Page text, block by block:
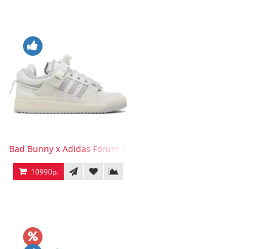
Bad Bunny x Adidas Forum Buckle Low Last
10990р.